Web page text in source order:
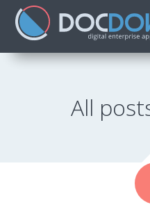
All